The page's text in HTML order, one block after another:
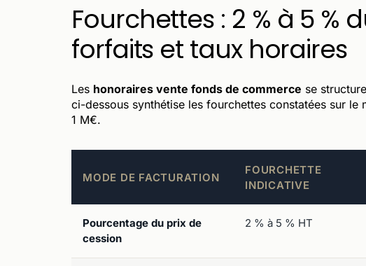
Fourchettes : 2 % à 5 %
forfaits et taux horaires
Les honoraires vente fonds de commerce se
ci-dessous synthétise les fourchettes constatées sur
1 M€.
MODE DE FACTURATION
FOURCHETTE
INDICATIVE
Pourcentage du prix de
cession
2 % à 5 % HT